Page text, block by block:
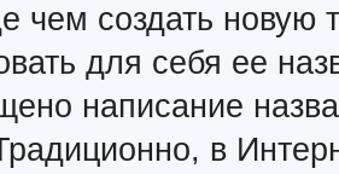
чем создать новую
для себя ее
написание
в